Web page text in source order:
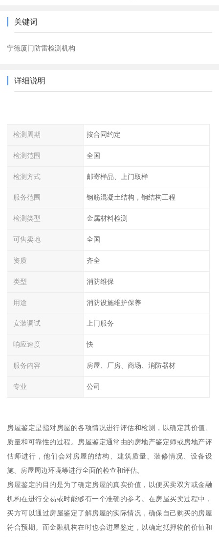
关键词
宁德厦门防雷检测机构
详细说明
检测周期 按合同约定
检测范围 全国
检测方式 邮寄样品、上门取样
服务范围 钢筋混凝土结构，钢结构工程
检测类型 金属材料检测
可售卖地 全国
资质 齐全
类型 消防维保
用途 消防设施维护保养
安装调试 上门服务
响应速度 快
服务内容 房屋、厂房、商场、消防器材
专业 公司
房屋鉴定是指对房屋的各项情况进行评估和检测，以确定其价值、
质量和可靠性的过程。房屋鉴定通常由的房地产鉴定师或房地产评
估师进行，他们会对房屋的结构、建筑质量、装修情况、设备设
施、房屋周边环境等进行全面的检查和评估。
房屋鉴定的目的是为了确定房屋的真实价值，以便买卖双方或金融
机构在进行交易或时能够有一个准确的参考。在房屋买卖过程中，
买方可以通过房屋鉴定了解房屋的实际情况，确保自己购买的房屋
符合预期。而金融机构在时也会进屋鉴定，以确定抵押物的价值和